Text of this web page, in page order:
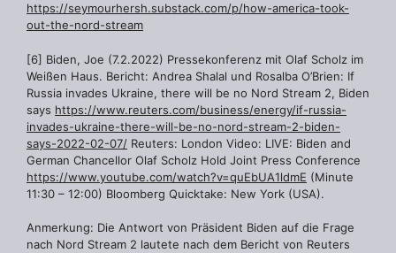
https://seymourhersh.substack.com/p/how-america-took-
out-the-nord-stream
[6] Biden, Joe (7.2.2022) Pressekonferenz mit Olaf Scholz im
Weißen Haus. Bericht: Andrea Shalal und Rosalba O’Brien: If
Russia invades Ukraine, there will be no Nord Stream 2, Biden
says https://www.reuters.com/business/energy/if-russia-
invades-ukraine-there-will-be-no-nord-stream-2-biden-
says-2022-02-07/ Reuters: London Video: LIVE: Biden and
German Chancellor Olaf Scholz Hold Joint Press Conference
https://www.youtube.com/watch?v=quEbUA1ldmE (Minute
11:30 – 12:00) Bloomberg Quicktake: New York (USA).
Anmerkung: Die Antwort von Präsident Biden auf die Frage
nach Nord Stream 2 lautete nach dem Bericht von Reuters